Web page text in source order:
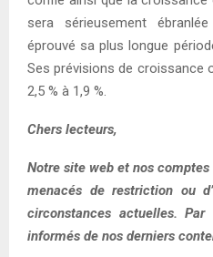
sera sérieusement
éprouvé sa plus longue
Ses prévisions de croissance
2,5 % à 1,9 %.
Chers lecteurs,
Notre site web et nos
menacés de restriction ou
circonstances actuelles.
informés de nos derniers